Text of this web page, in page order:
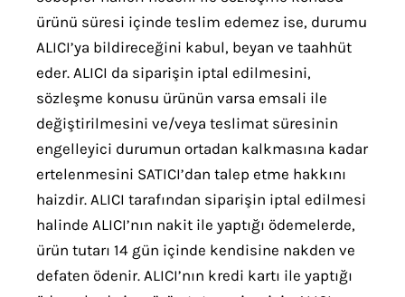
ürünü süresi içinde teslim edemez ise, durumu
ALICI’ya bildireceğini kabul, beyan ve taahhüt
eder. ALICI da siparişin iptal edilmesini,
sözleşme konusu ürünün varsa emsali ile
değiştirilmesini ve/veya teslimat süresinin
engelleyici durumun ortadan kalkmasına kadar
ertelenmesini SATICI’dan talep etme hakkını
haizdir. ALICI tarafından siparişin iptal edilmesi
halinde ALICI’nın nakit ile yaptığı ödemelerde,
ürün tutarı 14 gün içinde kendisine nakden ve
defaten ödenir. ALICI’nın kredi kartı ile yaptığı